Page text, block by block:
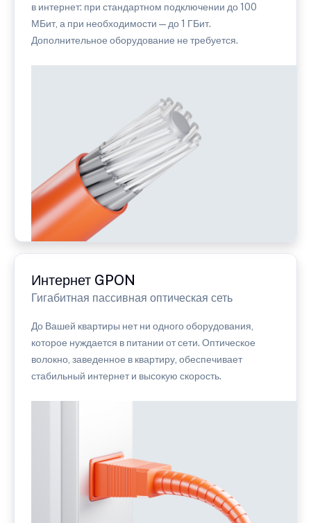
в интернет: при стандартном подключении до 100
МБит, а при необходимости — до 1 ГБит.
Дополнительное оборудование не требуется.
Интернет GPON
Гигабитная пассивная оптическая сеть
До Вашей квартиры нет ни одного оборудования,
которое нуждается в питании от сети. Оптическое
волокно, заведенное в квартиру, обеспечивает
стабильный интернет и высокую скорость.